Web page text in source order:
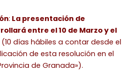
: La presentación de
entre el 10 de Marzo y el
(10 días hábiles a contar desde el
de esta resolución en el
de Granada»).